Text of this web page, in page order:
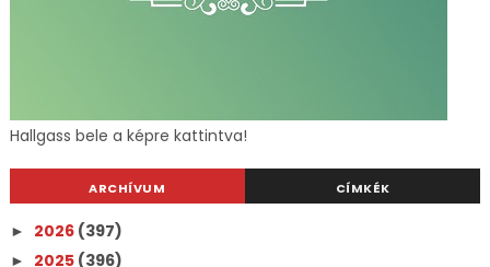
Hallgass bele a képre kattintva!
ARCHÍVUM CÍMKÉK
► 2026 (397)
► 2025 (396)